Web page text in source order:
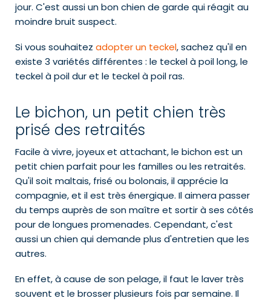
jour. C'est aussi un bon chien de garde qui réagit au
moindre bruit suspect.
Si vous souhaitez adopter un teckel, sachez qu'il en
existe 3 variétés différentes : le teckel à poil long, le
teckel à poil dur et le teckel à poil ras.
Le bichon, un petit chien très
prisé des retraités
Facile à vivre, joyeux et attachant, le bichon est un
petit chien parfait pour les familles ou les retraités.
Qu'il soit maltais, frisé ou bolonais, il apprécie la
compagnie, et il est très énergique. Il aimera passer
du temps auprès de son maître et sortir à ses côtés
pour de longues promenades. Cependant, c'est
aussi un chien qui demande plus d'entretien que les
autres.
En effet, à cause de son pelage, il faut le laver très
souvent et le brosser plusieurs fois par semaine. Il